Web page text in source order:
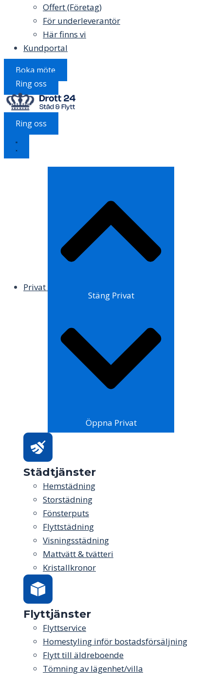
Offert (Företag)
För underleverantör
Här finns vi
Kundportal
Boka möte
Ring oss
Ring oss
Privat
Stäng Privat
Öppna Privat
Städtjänster
Hemstädning
Storstädning
Fönsterputs
Flyttstädning
Visningsstädning
Mattvätt & tvätteri
Kristallkronor
Flyttjänster
Flyttservice
Homestyling inför bostadsförsäljning
Flytt till äldreboende
Tömning av lägenhet/villa